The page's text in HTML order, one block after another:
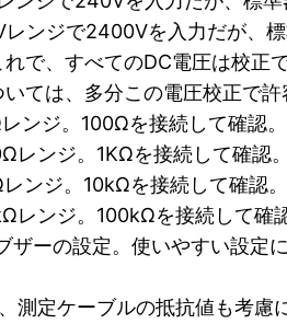
ンジで2400Vを入力だが、標
すべてのDC電圧は校正で
ては、多分この電圧校正で
ンジ。100Ωを接続して確認。
レンジ。1KΩを接続して確認。
ンジ。10kΩを接続して確認。
レンジ。100kΩを接続して確認
ザーの設定。使いやすい設定
測定ケーブルの抵抗値も考慮